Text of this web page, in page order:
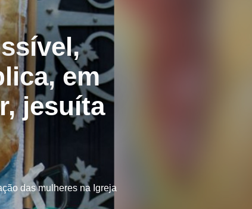
em
jesuíta
das mulheres na Igreja